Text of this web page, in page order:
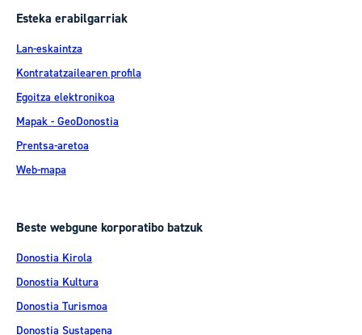
Esteka erabilgarriak
Lan-eskaintza
Kontratatzailearen profila
Egoitza elektronikoa
Mapak - GeoDonostia
Prentsa-aretoa
Web-mapa
Beste webgune korporatibo batzuk
Donostia Kirola
Donostia Kultura
Donostia Turismoa
Donostia Sustapena